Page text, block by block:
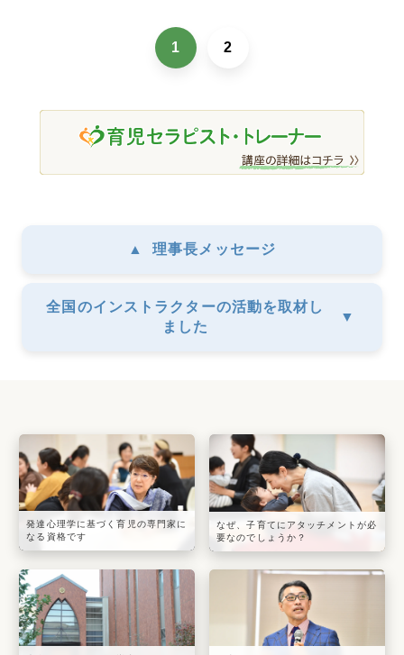
1 2
▲ 理事長メッセージ
全国のインストラクターの活動を取材し
ました
▼
発達心理学に基づく育児の専門家に
なる資格です
なぜ、子育てにアタッチメントが必
要なのでしょうか？